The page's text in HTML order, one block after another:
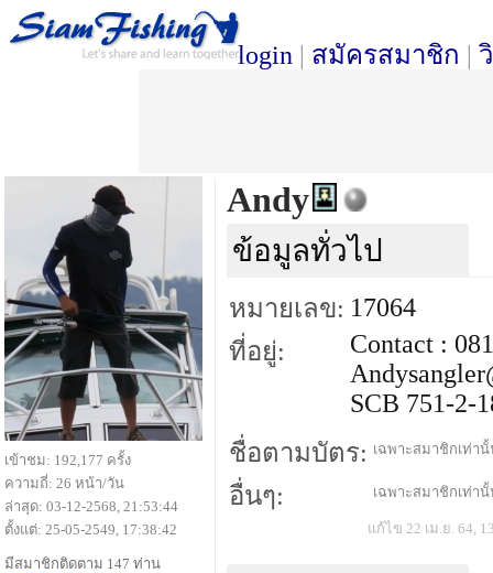
login | สมัครสมาชิก |
Andy
ข้อมูลทั่วไป
หมายเลข: 17064
ที่อยู่:
Contact :
SCB 751-2-
ชื่อตามบัตร: เฉพาะสมาชิกเท่า
อื่นๆ: เฉพาะสมาชิกเท่า
แก้ไข 22 เม.ย. 64,
เข้าชม: 192,177 ครั้ง
ความถี่: 26 หน้า/วัน
ล่าสุด: 03-12-2568, 21:53:44
ตั้งแต่: 25-05-2549, 17:38:42
มีสมาชิกติดตาม 147 ท่าน